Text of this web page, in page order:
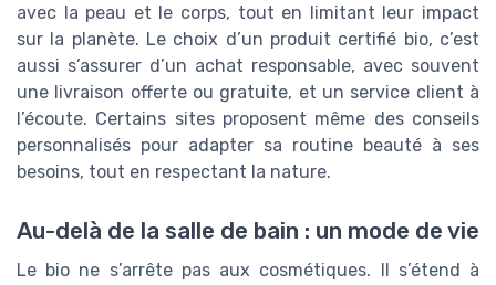
avec la peau et le corps, tout en limitant leur impact
sur la planète. Le choix d’un produit certifié bio, c’est
aussi s’assurer d’un achat responsable, avec souvent
une livraison offerte ou gratuite, et un service client à
l’écoute. Certains sites proposent même des conseils
personnalisés pour adapter sa routine beauté à ses
besoins, tout en respectant la nature.
Au-delà de la salle de bain : un mode de vie
Le bio ne s’arrête pas aux cosmétiques. Il s’étend à